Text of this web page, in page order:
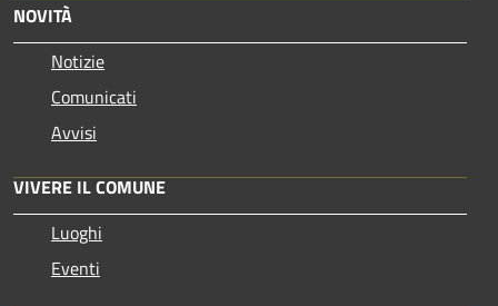
NOVITÀ
Notizie
Comunicati
Avvisi
VIVERE IL COMUNE
Luoghi
Eventi